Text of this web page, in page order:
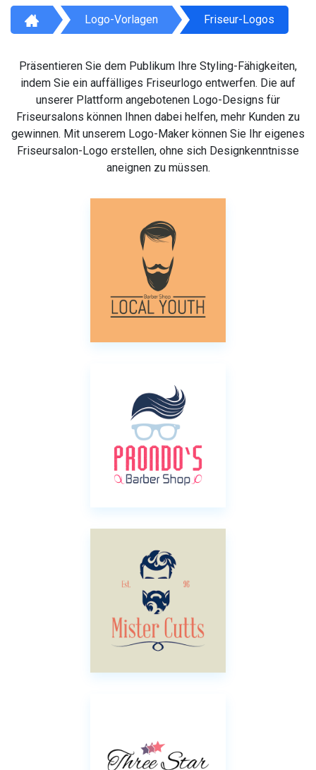
Logo-Vorlagen Friseur-Logos
Präsentieren Sie dem Publikum Ihre Styling-Fähigkeiten,
indem Sie ein auffälliges Friseurlogo entwerfen. Die auf
unserer Plattform angebotenen Logo-Designs für
Friseursalons können Ihnen dabei helfen, mehr Kunden zu
gewinnen. Mit unserem Logo-Maker können Sie Ihr eigenes
Friseursalon-Logo erstellen, ohne sich Designkenntnisse
aneignen zu müssen.